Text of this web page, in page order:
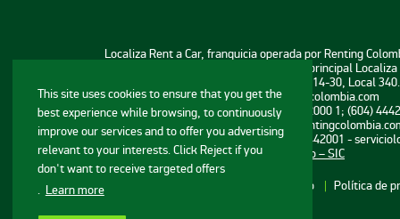
This site uses cookies to ensure that you get the
best experience while browsing, to continuously
improve our services and to offer you advertising
relevant to your interests. Click Reject if you
don't want to receive targeted offers
. Learn more
Alquiler de Carros en
Alquiler de Carros en Cartagena
Alquiler de Carros
Alquiler de Carros
Marta
Localiza Rent a Car, franquicia operada por Renting
Nacional de Turismo No 145736 agencia principal
Dirección de notificación judicial: Cra 52 #14-30, Local
Correo: notificacionesjudiciales@rentingcolombia.com
Datos de contacto: Teléfonos: 01 8000 52000 1; (604)
Correo electrónico:
Canal de PQRS 01 8000 52000 1; (604) 4442001 -
Superintendencia de Industria y Comercio – SIC
Condiciones de uso Política de